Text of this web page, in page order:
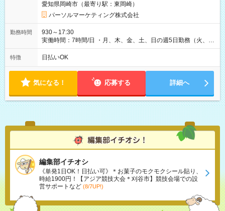
愛知県岡崎市（最寄り駅：東岡崎）
パーソルマーケティング株式会社
勤務時間
930～17:30
実働時間：7時間/日 ・月、木、金、土、日の週5日勤務（火、水
は固定休です／夏季、年末年始等、長期休暇有り！） ・ワンシ
フト！ 残業ほぼナシ（0～5h/月）
特徴 日払いOK
気になる！ 応募する 詳細へ
編集部イチオシ
《単発1日OK！日払い可》＊お菓子のモクモクシール貼り、
時給1900円！【アジア競技大会＊刈谷市】競技会場での設
営サポートなど (8/7UP!)